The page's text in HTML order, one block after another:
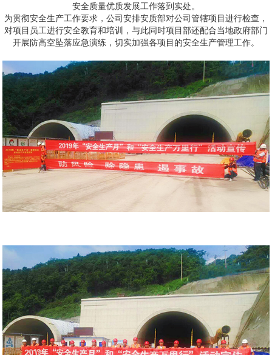
安全质量优质发展工作落到实处。
为贯彻安全生产工作要求，公司安排安质部对公司管辖项目进行检查，
对项目员工进行安全教育和培训，与此同时项目部还配合当地政府部门
开展防高空坠落应急演练，切实加强各项目的安全生产管理工作。